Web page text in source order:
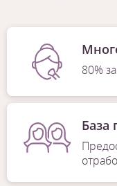
80%
База